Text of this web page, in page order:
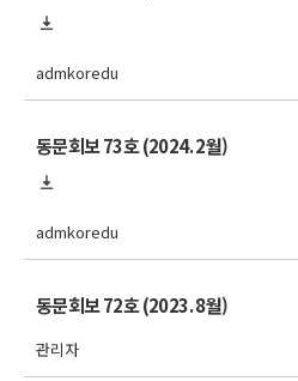
admkoredu
동문회보 73호 (2024. 2월)
admkoredu
동문회보 72호 (2023. 8월)
관리자